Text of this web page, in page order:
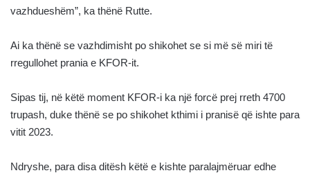
vazhdueshëm”, ka thënë Rutte.
Ai ka thënë se vazhdimisht po shikohet se si më së miri të
rregullohet prania e KFOR-it.
Sipas tij, në këtë moment KFOR-i ka një forcë prej rreth 4700
trupash, duke thënë se po shikohet kthimi i pranisë që ishte para
vitit 2023.
Ndryshe, para disa ditësh këtë e kishte paralajmëruar edhe